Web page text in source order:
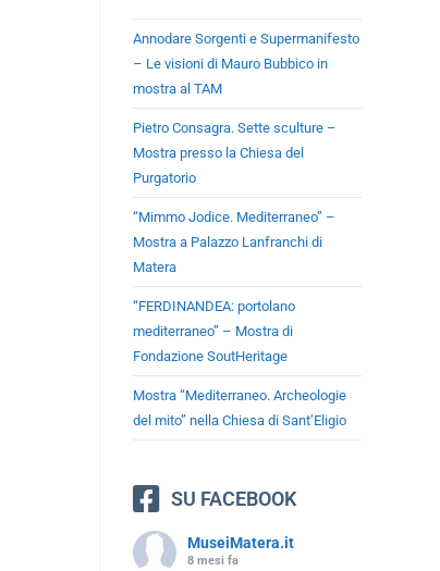
Annodare Sorgenti e Supermanifesto
– Le visioni di Mauro Bubbico in
mostra al TAM
Pietro Consagra. Sette sculture –
Mostra presso la Chiesa del
Purgatorio
“Mimmo Jodice. Mediterraneo” –
Mostra a Palazzo Lanfranchi di
Matera
“FERDINANDEA: portolano
mediterraneo” – Mostra di
Fondazione SoutHeritage
Mostra “Mediterraneo. Archeologie
del mito” nella Chiesa di Sant’Eligio
SU FACEBOOK
MuseiMatera.it
8 mesi fa